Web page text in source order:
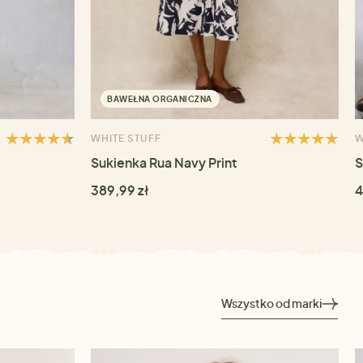
BAWEŁNA ORGANICZNA
WHITE STUFF
Sukienka Rua Navy Print
389,99 zł
Wszystko od marki